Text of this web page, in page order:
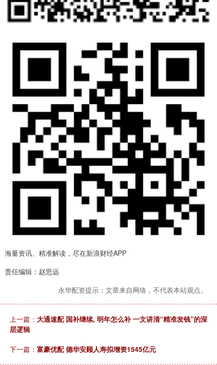
海量资讯、精准解读，尽在新浪财经APP
责任编辑：赵思远
永华配资提示：文章来自网络，不代表本站观点。
上一篇： 大通速配 国补继续, 明年怎么补 一文讲清“精准发钱”的深
层逻辑
下一篇： 富豪优配 德华安顾人寿拟增资1545亿元